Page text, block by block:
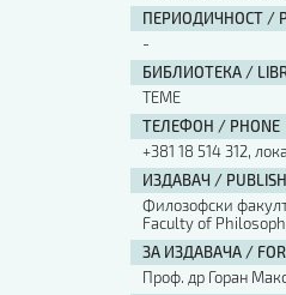
ПЕРИОДИЧНОСТ /
-
БИБЛИОТЕКА /
ТЕМЕ
ТЕЛЕФОН / PHONE
+381 18 514 312,
ИЗДАВАЧ /
Филозофски
Faculty of
ЗА ИЗДАВАЧА / FOR
Проф. др Горан